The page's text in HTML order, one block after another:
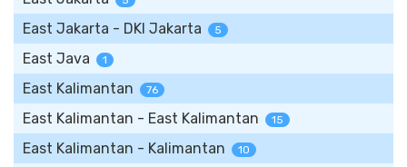
East Jakarta - DKI Jakarta 5
East Java 1
East Kalimantan 76
East Kalimantan - East Kalimantan 15
East Kalimantan - Kalimantan 10